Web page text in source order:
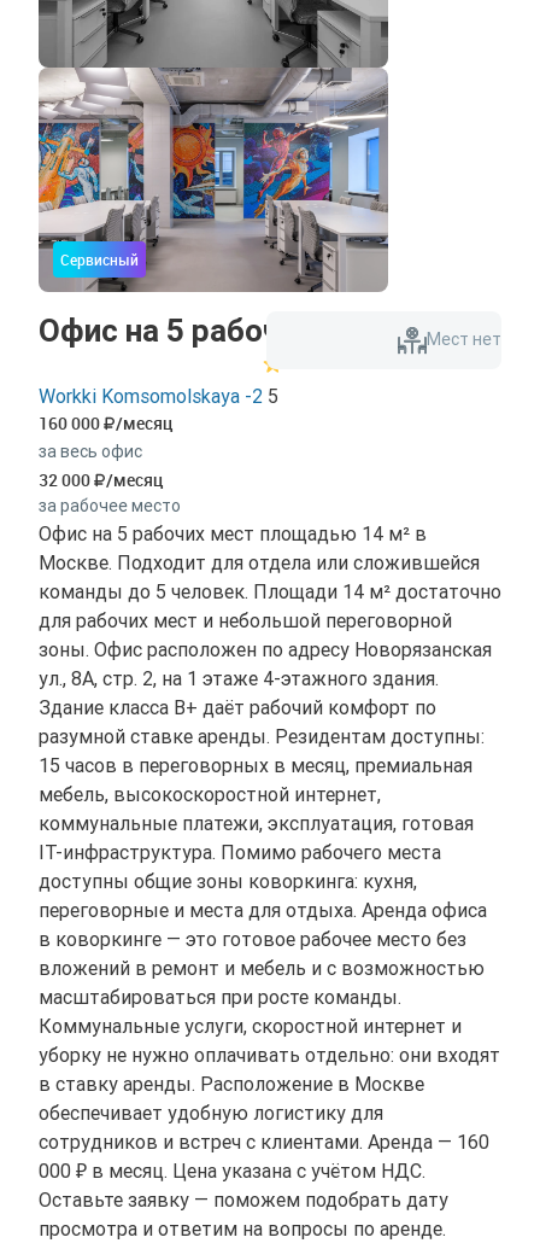
Сервисный
Офис на 5 рабочих мест
Workki Komsomolskaya -2 5
160 000 /месяц
за весь офис
32 000 /месяц
за рабочее место
Офис на 5 рабочих мест площадью 14 м² в
Москве. Подходит для отдела или сложившейся
команды до 5 человек. Площади 14 м² достаточно
для рабочих мест и небольшой переговорной
зоны. Офис расположен по адресу Новорязанская
ул., 8А, стр. 2, на 1 этаже 4-этажного здания.
Здание класса B+ даёт рабочий комфорт по
разумной ставке аренды. Резидентам доступны:
15 часов в переговорных в месяц, премиальная
мебель, высокоскоростной интернет,
коммунальные платежи, эксплуатация, готовая
IT-инфраструктура. Помимо рабочего места
доступны общие зоны коворкинга: кухня,
переговорные и места для отдыха. Аренда офиса
в коворкинге — это готовое рабочее место без
вложений в ремонт и мебель и с возможностью
масштабироваться при росте команды.
Коммунальные услуги, скоростной интернет и
уборку не нужно оплачивать отдельно: они входят
в ставку аренды. Расположение в Москве
обеспечивает удобную логистику для
сотрудников и встреч с клиентами. Аренда — 160
000 ₽ в месяц. Цена указана с учётом НДС.
Оставьте заявку — поможем подобрать дату
просмотра и ответим на вопросы по аренде.
Мест нет